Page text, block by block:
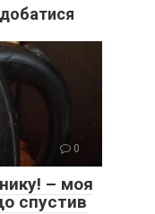
0
– моя
спустив